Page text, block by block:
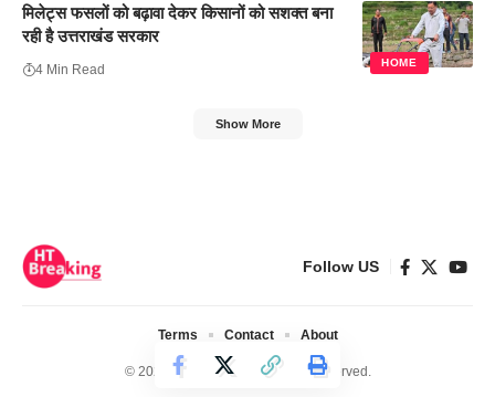
HOME
मिलेट्स फसलों को बढ़ावा देकर किसानों को सशक्त बना
रही है उत्तराखंड सरकार
4 Min Read
Show More
Follow US
© 2024 Ht Breaking. All Rights Reserved.
Terms Contact About